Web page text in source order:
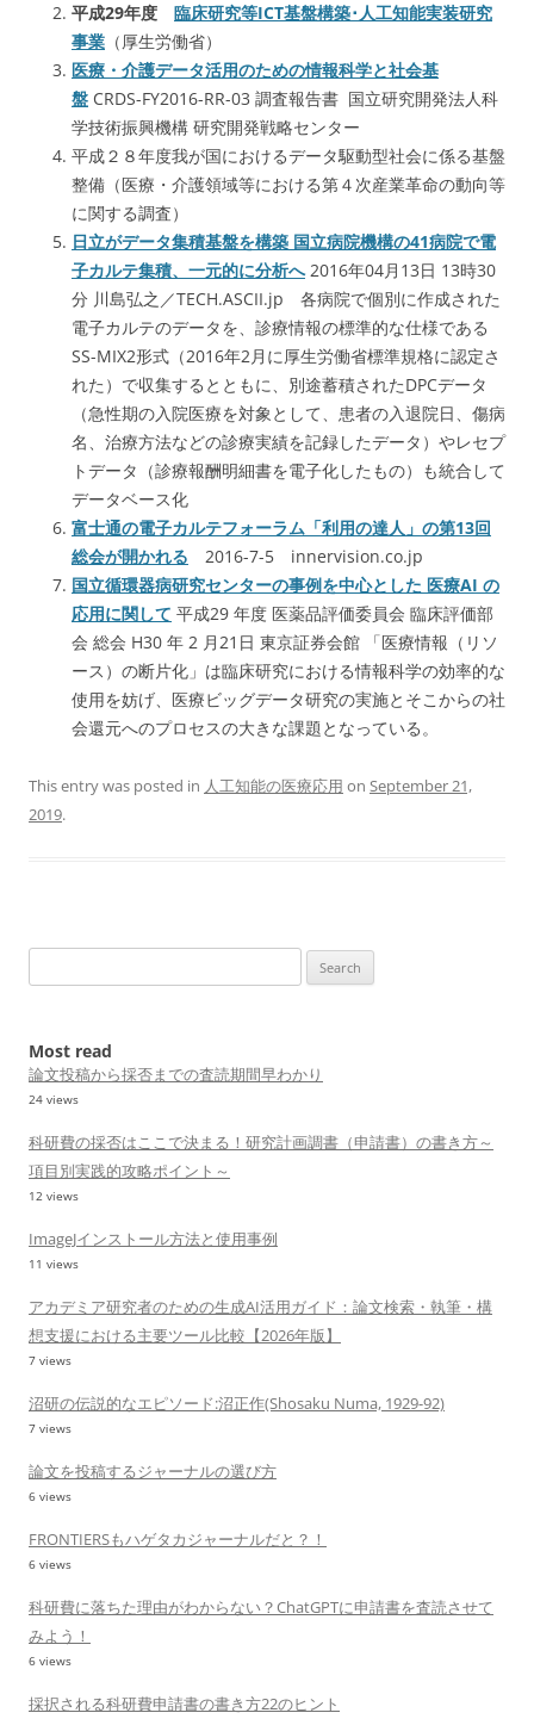
平成29年度 臨床研究等ICT基盤構築･人工知能実装研究
事業 （厚生労働省）
医療・介護データ活用のための情報科学と社会基
盤 CRDS-FY2016-RR-03 調査報告書 国立研究開発法人科
学技術振興機構 研究開発戦略センター
平成２８年度我が国におけるデータ駆動型社会に係る基盤
整備（医療・介護領域等における第４次産業革命の動向等
に関する調査）
日立がデータ集積基盤を構築 国立病院機構の41病院で電
子カルテ集積、一元的に分析へ2016年04月13日 13時30
分 川島弘之／TECH.ASCII.jp 各病院で個別に作成された
電子カルテのデータを、診療情報の標準的な仕様である
SS-MIX2形式（2016年2月に厚生労働省標準規格に認定さ
れた）で収集するとともに、別途蓄積されたDPCデータ
（急性期の入院医療を対象として、患者の入退院日、傷病
名、治療方法などの診療実績を記録したデータ）やレセプ
トデータ（診療報酬明細書を電子化したもの）も統合して
データベース化
富士通の電子カルテフォーラム「利用の達人」の第13回
総会が開かれる 2016-7-5 innervision.co.jp
国立循環器病研究センターの事例を中心とした 医療AI の
応用に関して 平成29 年度 医薬品評価委員会 臨床評価部
会 総会 H30 年 2 ⽉21⽇ 東京証券会館 「医療情報（リソ
ース）の断片化」は臨床研究における情報科学の効率的な
使用を妨げ、医療ビッグデータ研究の実施とそこからの社
会還元へのプロセスの大きな課題となっている。
This entry was posted in 人工知能の医療応用 on September 21,
2019.
for:
Most read
論文投稿から採否までの査読期間早わかり
24 views
科研費の採否はここで決まる！研究計画調書（申請書）の書き方～
項目別実践的攻略ポイント～
12 views
ImageJインストール方法と使用事例
11 views
アカデミア研究者のための生成AI活用ガイド：論文検索・執筆・構
想支援における主要ツール比較【2026年版】
7 views
沼研の伝説的なエピソード:沼正作(Shosaku Numa, 1929-92)
7 views
論文を投稿するジャーナルの選び方
6 views
FRONTIERSもハゲタカジャーナルだと？！
6 views
科研費に落ちた理由がわからない？ChatGPTに申請書を査読させて
みよう！
6 views
採択される科研費申請書の書き方22のヒント